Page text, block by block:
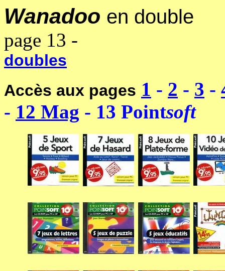
Wanadoo en double
page 13 -
doubles
Accès aux pages 1 - 2 - 3 -
- 12 Mag - 13 Pointsoft